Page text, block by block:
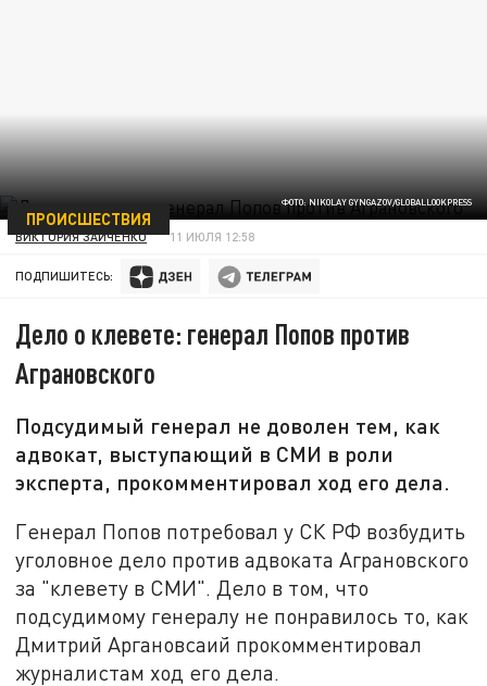
ФОТО: NIKOLAY GYNGAZOV/GLOBALLOOKPRESS
ПРОИСШЕСТВИЯ
ВИКТОРИЯ ЗАЙЧЕНКО 11 ИЮЛЯ 12:58
ПОДПИШИТЕСЬ:
Дело о клевете: генерал Попов против
Аграновского
Подсудимый генерал не доволен тем, как
адвокат, выступающий в СМИ в роли
эксперта, прокомментировал ход его дела.
Генерал Попов потребовал у СК РФ возбудить
уголовное дело против адвоката Аграновского
за "клевету в СМИ". Дело в том, что
подсудимому генералу не понравилось то, как
Дмитрий Аргановсаий прокомментировал
журналистам ход его дела.